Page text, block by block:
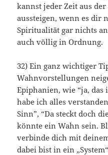
kannst jeder Zeit aus
aussteigen, wenn es dir
Spiritualität gar nichts
auch völlig in Ordnung.
32) Ein ganz wichtiger
Wahnvorstellungen
Epiphanien, wie “ja, das
habe ich alles
Sinn”, “Da steckt doch
könnte ein Wahn sein.
verbinde dich mit
dabei bist in ein